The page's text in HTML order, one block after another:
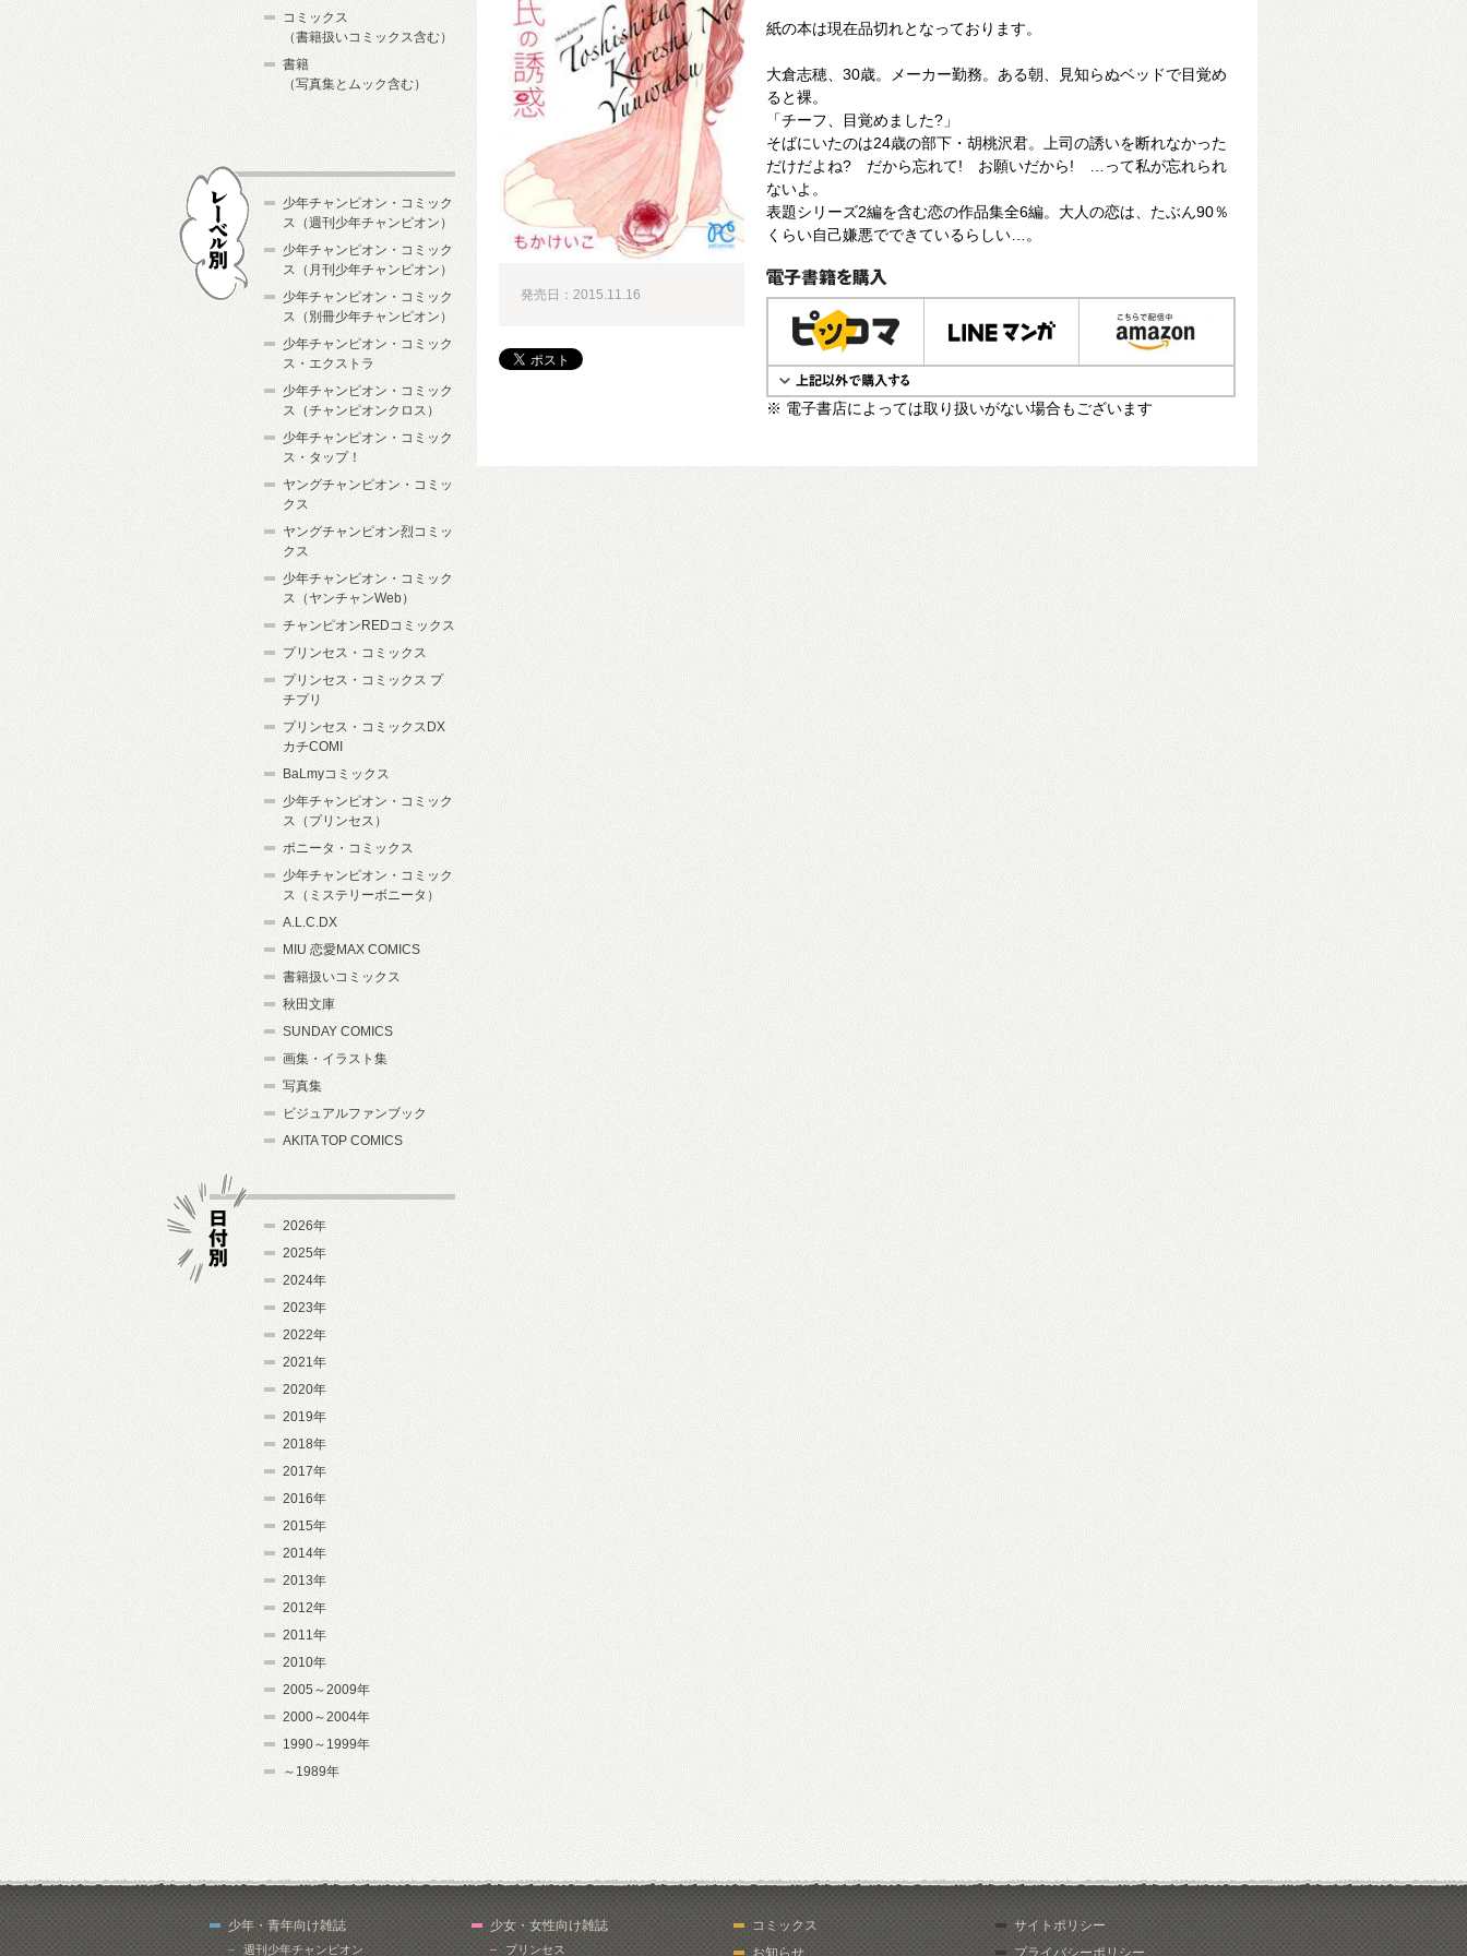
紙の本は現在品切れとなっております。
大倉志穂、30歳。メーカー勤務。ある朝、見知らぬベッドで目覚め
ると裸。
「チーフ、目覚めました?」
そばにいたのは24歳の部下・胡桃沢君。上司の誘いを断れなかった
だけだよね? だから忘れて! お願いだから! …って私が忘れられ
ないよ。
表題シリーズ2編を含む恋の作品集全6編。大人の恋は、たぶん90％
くらい自己嫌悪でできているらしい…。
電子書籍で購入
※ 電子書店によっては取り扱いがない場合もございます
発売日：2015.11.16
コミックス
（書籍扱いコミックス含む）
書籍
（写真集とムック含む）
少年チャンピオン・コミック
ス（週刊少年チャンピオン）
少年チャンピオン・コミック
ス（月刊少年チャンピオン）
少年チャンピオン・コミック
ス（別冊少年チャンピオン）
少年チャンピオン・コミック
ス・エクストラ
少年チャンピオン・コミック
ス（チャンピオンクロス）
少年チャンピオン・コミック
ス・タップ！
ヤングチャンピオン・コミッ
クス
ヤングチャンピオン烈コミッ
クス
少年チャンピオン・コミック
ス（ヤンチャンWeb）
チャンピオンREDコミックス
プリンセス・コミックス
プリンセス・コミックス プ
チプリ
プリンセス・コミックスDX
カチCOMI
BaLmyコミックス
少年チャンピオン・コミック
ス（プリンセス）
ボニータ・コミックス
少年チャンピオン・コミック
ス（ミステリーボニータ）
A.L.C.DX
MIU 恋愛MAX COMICS
書籍扱いコミックス
秋田文庫
SUNDAY COMICS
画集・イラスト集
写真集
ビジュアルファンブック
AKITA TOP COMICS
2026年
2025年
2024年
2023年
2022年
2021年
2020年
2019年
2018年
2017年
2016年
2015年
2014年
2013年
2012年
2011年
2010年
2005～2009年
2000～2004年
1990～1999年
～1989年
少年・青年向け雑誌
週刊少年チャンピオン
少女・女性向け雑誌
プリンセス
コミックス
お知らせ
サイトポリシー
プライバシーポリシー